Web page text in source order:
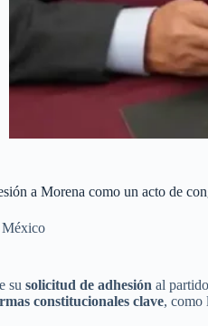
a Morena como un acto de
México
su solicitud de adhesión al partido
constitucionales clave, como